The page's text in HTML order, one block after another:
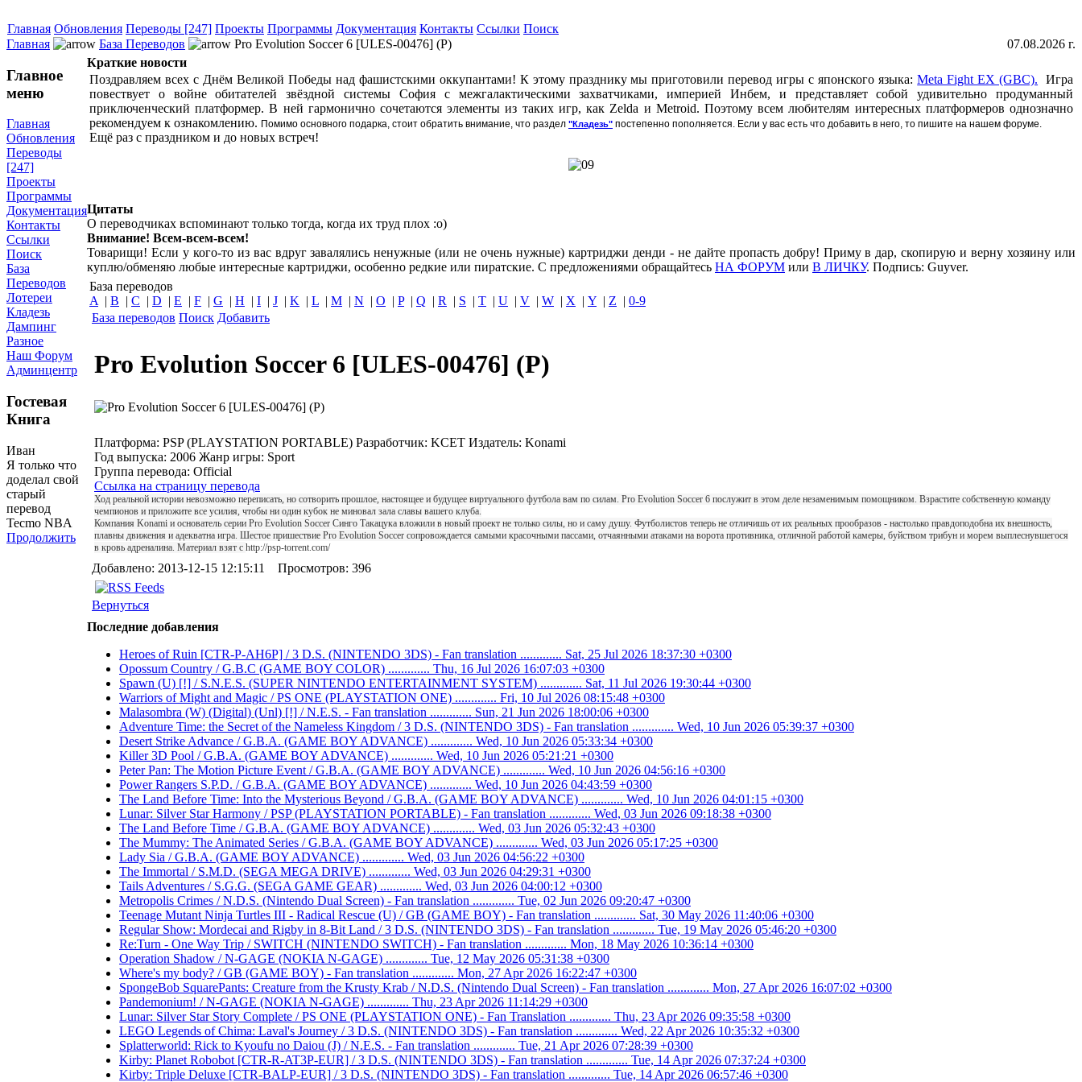
Главная Обновления Переводы [247] Проекты Программы Документация Контакты Ссылки Поиск
Главная
База Переводов Pro Evolution Soccer 6 [ULES-00476] (P) 07.08.2026 г.
Главное
меню
Главная
Обновления
Переводы
[247]
Проекты
Программы
Документация
Контакты
Ссылки
Поиск
База
Переводов
Лотереи
Кладезь
Дампинг
Разное
Наш Форум
Админцентр
Гостевая
Книга
Иван
Я только что
доделал свой
старый
перевод
Tecmo NBA
Продолжить
Краткие новости
Поздравляем всех с Днём Великой Победы над фашистскими оккупантами! К этому празднику мы приготовили перевод игры с японского языка:Meta Fight EX (GBC). Игра
повествует о войне обитателей звёздной системы София с межгалактическими захватчиками, империей Инбем, и представляет собой удивительно продуманный
приключенческий платформер. В ней гармонично сочетаются элементы из таких игр, как Zelda и Metroid. Поэтому всем любителям интересных платформеров однозначно
рекомендуем к ознакомлению. Помимо основного подарка, стоит обратить внимание, что раздел "Кладезь" постепенно пополняется. Если у вас есть что добавить в него, то пишите на нашем форуме.
Ещё раз с праздником и до новых встреч!
Цитаты
О переводчиках вспоминают только тогда, когда их труд плох :о)
Внимание! Всем-всем-всем!
Товарищи! Если у кого-то из вас вдруг завалялись ненужные (или не очень нужные) картриджи денди - не дайте пропасть добру! Приму в дар, скопирую и верну хозяину или
куплю/обменяю любые интересные картриджи, особенно редкие или пиратские. С предложениями обращайтесь НА ФОРУМ или В ЛИЧКУ. Подпись: Guyver.
База переводов
A | B | C | D | E | F | G | H | I | J | K | L | M | N | O | P| Q | R | S | T | U | V | W | X | Y | Z | 0-9
База переводов Поиск Добавить
Pro Evolution Soccer 6 [ULES-00476] (P)
Платформа: PSP (PLAYSTATION PORTABLE) Разработчик: KCET Издатель: Konami
Год выпуска: 2006 Жанр игры: Sport
Группа перевода: Official
Ссылка на страницу перевода
Ход реальной истории невозможно переписать, но сотворить прошлое, настоящее и будущее виртуального футбола вам по силам. Pro Evolution Soccer 6 послужит в этом деле незаменимым помощником. Взрастите собственную команду
чемпионов и приложите все усилия, чтобы ни один кубок не миновал зала славы вашего клуба.
Компания Konami и основатель серии Pro Evolution Soccer Синго Такацука вложили в новый проект не только силы, но и саму душу. Футболистов теперь не отличишь от их реальных прообразов - настолько правдоподобна их внешность,
плавны движения и адекватна игра. Шестое пришествие Pro Evolution Soccer сопровождается самыми красочными пассами, отчаянными атаками на ворота противника, отличной работой камеры, буйством трибун и морем выплеснувшегося
в кровь адреналина. Материал взят с http://psp-torrent.com/
Добавлено: 2013-12-15 12:15:11 Просмотров: 396
Вернуться
Последние добавления
Heroes of Ruin [CTR-P-AH6P] / 3 D.S. (NINTENDO 3DS) - Fan translation ............. Sat, 25 Jul 2026 18:37:30 +0300
Opossum Country / G.B.C (GAME BOY COLOR) ............. Thu, 16 Jul 2026 16:07:03 +0300
Spawn (U) [!] / S.N.E.S. (SUPER NINTENDO ENTERTAINMENT SYSTEM) ............. Sat, 11 Jul 2026 19:30:44 +0300
Warriors of Might and Magic / PS ONE (PLAYSTATION ONE) ............. Fri, 10 Jul 2026 08:15:48 +0300
Malasombra (W) (Digital) (Unl) [!] / N.E.S. - Fan translation ............. Sun, 21 Jun 2026 18:00:06 +0300
Adventure Time: the Secret of the Nameless Kingdom / 3 D.S. (NINTENDO 3DS) - Fan translation ............. Wed, 10 Jun 2026 05:39:37 +0300
Desert Strike Advance / G.B.A. (GAME BOY ADVANCE) ............. Wed, 10 Jun 2026 05:33:34 +0300
Killer 3D Pool / G.B.A. (GAME BOY ADVANCE) ............. Wed, 10 Jun 2026 05:21:21 +0300
Peter Pan: The Motion Picture Event / G.B.A. (GAME BOY ADVANCE) ............. Wed, 10 Jun 2026 04:56:16 +0300
Power Rangers S.P.D. / G.B.A. (GAME BOY ADVANCE) ............. Wed, 10 Jun 2026 04:43:59 +0300
The Land Before Time: Into the Mysterious Beyond / G.B.A. (GAME BOY ADVANCE) ............. Wed, 10 Jun 2026 04:01:15 +0300
Lunar: Silver Star Harmony / PSP (PLAYSTATION PORTABLE) - Fan translation ............. Wed, 03 Jun 2026 09:18:38 +0300
The Land Before Time / G.B.A. (GAME BOY ADVANCE) ............. Wed, 03 Jun 2026 05:32:43 +0300
The Mummy: The Animated Series / G.B.A. (GAME BOY ADVANCE) ............. Wed, 03 Jun 2026 05:17:25 +0300
Lady Sia / G.B.A. (GAME BOY ADVANCE) ............. Wed, 03 Jun 2026 04:56:22 +0300
The Immortal / S.M.D. (SEGA MEGA DRIVE) ............. Wed, 03 Jun 2026 04:29:31 +0300
Tails Adventures / S.G.G. (SEGA GAME GEAR) ............. Wed, 03 Jun 2026 04:00:12 +0300
Metropolis Crimes / N.D.S. (Nintendo Dual Screen) - Fan translation ............. Tue, 02 Jun 2026 09:20:47 +0300
Teenage Mutant Ninja Turtles III - Radical Rescue (U) / GB (GAME BOY) - Fan translation ............. Sat, 30 May 2026 11:40:06 +0300
Regular Show: Mordecai and Rigby in 8-Bit Land / 3 D.S. (NINTENDO 3DS) - Fan translation ............. Tue, 19 May 2026 05:46:20 +0300
Re:Turn - One Way Trip / SWITCH (NINTENDO SWITCH) - Fan translation ............. Mon, 18 May 2026 10:36:14 +0300
Operation Shadow / N-GAGE (NOKIA N-GAGE) ............. Tue, 12 May 2026 05:31:38 +0300
Where's my body? / GB (GAME BOY) - Fan translation ............. Mon, 27 Apr 2026 16:22:47 +0300
SpongeBob SquarePants: Creature from the Krusty Krab / N.D.S. (Nintendo Dual Screen) - Fan translation ............. Mon, 27 Apr 2026 16:07:02 +0300
Pandemonium! / N-GAGE (NOKIA N-GAGE) ............. Thu, 23 Apr 2026 11:14:29 +0300
Lunar: Silver Star Story Complete / PS ONE (PLAYSTATION ONE) - Fan Translation ............. Thu, 23 Apr 2026 09:35:58 +0300
LEGO Legends of Chima: Laval's Journey / 3 D.S. (NINTENDO 3DS) - Fan translation ............. Wed, 22 Apr 2026 10:35:32 +0300
Splatterworld: Rick to Kyoufu no Daiou (J) / N.E.S. - Fan translation ............. Tue, 21 Apr 2026 07:28:39 +0300
Kirby: Planet Robobot [CTR-R-AT3P-EUR] / 3 D.S. (NINTENDO 3DS) - Fan translation ............. Tue, 14 Apr 2026 07:37:24 +0300
Kirby: Triple Deluxe [CTR-BALP-EUR] / 3 D.S. (NINTENDO 3DS) - Fan translation ............. Tue, 14 Apr 2026 06:57:46 +0300